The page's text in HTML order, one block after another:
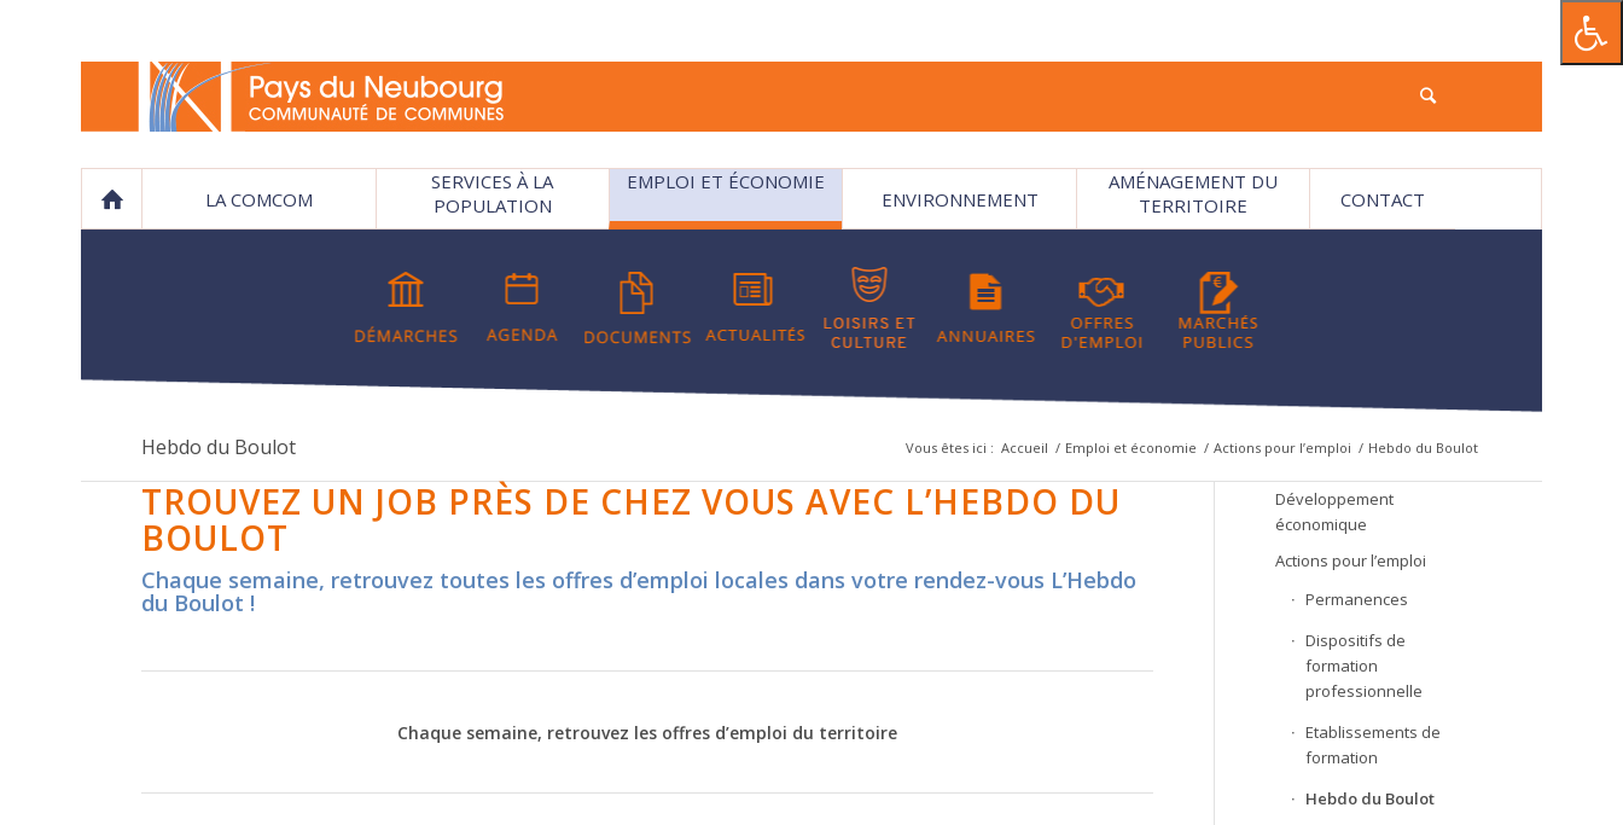
LA COMCOM
SERVICES À LA
POPULATION
EMPLOI ET ÉCONOMIE
ENVIRONNEMENT
AMÉNAGEMENT DU
TERRITOIRE
CONTACT
Hebdo du Boulot Vous êtes ici : Accueil / Emploi et économie / Actions pour l’emploi / Hebdo du Boulot
TROUVEZ UN JOB PRÈS DE CHEZ VOUS AVEC L’HEBDO DU
BOULOT
Chaque semaine, retrouvez toutes les offres d’emploi locales dans votre rendez-vous L’Hebdo
du Boulot !
Chaque semaine, retrouvez les offres d’emploi du territoire
Développement
économique
Actions pour l’emploi
Permanences
Dispositifs de
formation
professionnelle
Etablissements de
formation
Hebdo du Boulot